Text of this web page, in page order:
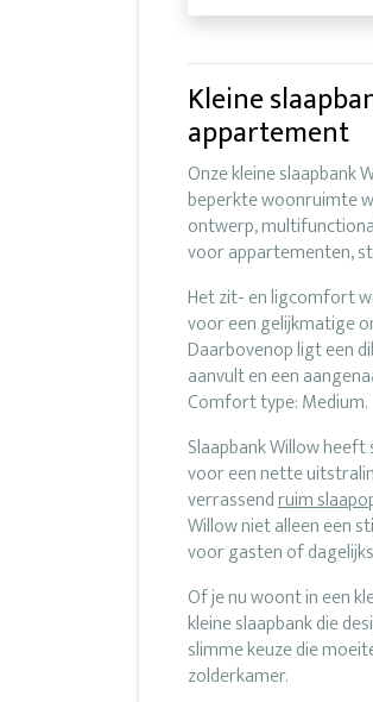
Kleine
appartement
Onze kleine slaapbank
beperkte woonruimte
ontwerp,
voor appartementen,
Het zit- en ligcomfort
voor een gelijkmatige
Daarbovenop ligt een
aanvult en een
Comfort type: Medium.
Slaapbank Willow
voor een nette
verrassendruim
Willow niet alleen een
voor gasten of
Of je nu woont in een
kleine slaapbank die
slimme keuze die
zolderkamer.